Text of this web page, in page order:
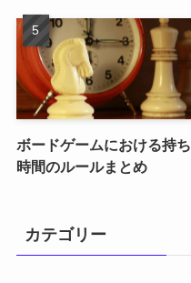
ボードゲームにおける持ち
時間のルールまとめ
カテゴリー